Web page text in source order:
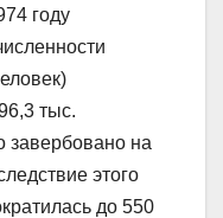
году
тыс.
завербовано на
этого
до 550